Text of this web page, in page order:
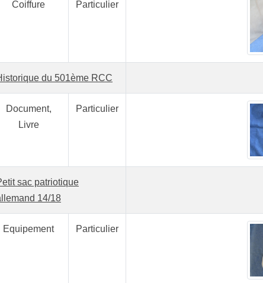
Coiffure Particulier
du 501ème RCC
Document,
Livre
Particulier
sac patriotique
14/18
Equipement Particulier